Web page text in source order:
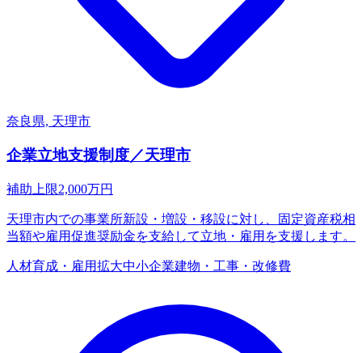
奈良県, 天理市
企業立地支援制度／天理市
補助上限2,000万円
天理市内での事業所新設・増設・移設に対し、固定資産税相
当額や雇用促進奨励金を支給して立地・雇用を支援します。
人材育成・雇用拡大中小企業建物・工事・改修費